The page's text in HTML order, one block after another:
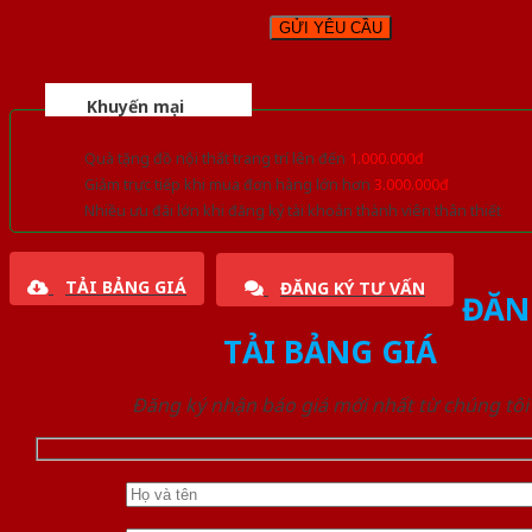
Khuyến mại
Quà tặng đồ nội thất trang trí lên đến 1.000.000đ
Giảm trực tiếp khi mua đơn hàng lớn hơn 3.000.000đ
Nhiều ưu đãi lớn khi đăng ký tài khoản thành viên thân thiết
TẢI BẢNG GIÁ ĐĂNG KÝ TƯ VẤN
TẢI BẢNG GIÁ
Đăng ký nhận báo giá mới nhất từ chúng tôi